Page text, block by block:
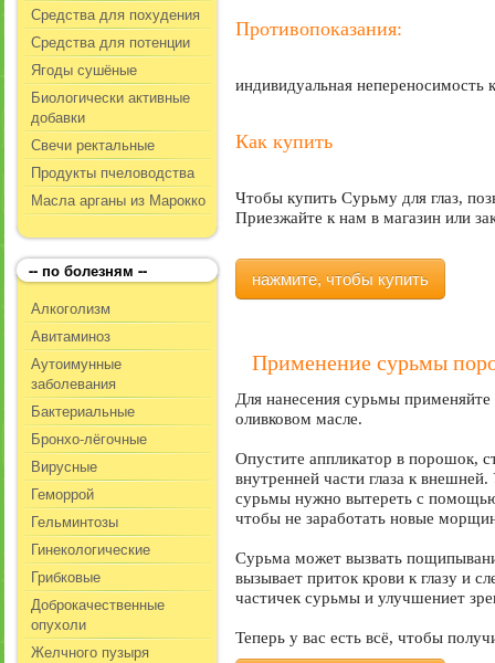
Средства для похудения
Средства для потенции
Ягоды сушёные
Биологически активные
добавки
Свечи ректальные
Продукты пчеловодства
Масла арганы из Марокко
-- по болезням --
Алкоголизм
Авитаминоз
Аутоимунные
заболевания
Бактериальные
Бронхо-лёгочные
Вирусные
Геморрой
Гельминтозы
Гинекологические
Грибковые
Доброкачественные
опухоли
Желчного пузыря
Противопоказания:
индивидуальная непереносимость
Как купить
Чтобы купить Сурьму для глаз,
Приезжайте к нам в магазин или
нажмите, чтобы купить
Применение сурьмы
Для нанесения сурьмы
оливковом масле.
Опустите аппликатор в порошок,
внутренней части глаза к
сурьмы нужно вытереть с
чтобы не заработать новые
Сурьма может вызвать
вызывает приток крови к глазу и
частичек сурьмы и улучшениет
Теперь у вас есть всё, чтобы